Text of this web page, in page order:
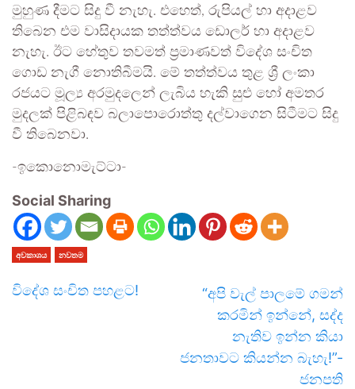
මුහුණ දීමට සිදු වී නැහැ. එහෙත්, රුපියල් හා අදාළව
තිබෙන එම වාසිදායක තත්ත්වය ඩොලර් හා අදාළව
නැහැ. ඊට හේතුව තවමත් ප්‍රමාණවත් විදේශ සංචිත
ගොඩ නැගී නොතිබීමයි. මේ තත්ත්වය තුළ ශ්‍රී ලංකා
රජයට මූල්‍ය අරමුදලෙන් ලැබිය හැකි සුළු හෝ අමතර
මුදලක් පිළිබඳව බලාපොරොත්තු දල්වාගෙන සිටීමට සිදු
වී තිබෙනවා.
-ඉකොනොමැට්ටා-
Social Sharing
අවකාශය නවතම
විදේශ සංචිත පහළට!
“අපි වැල් පාලමේ ගමන්
කරමින් ඉන්නේ, සද්ද
නැතිව ඉන්න කියා
ජනතාවට කියන්න බැහැ!”-
ජනපති